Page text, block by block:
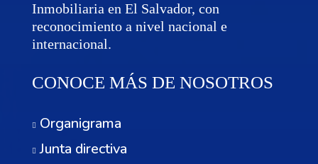
Inmobiliaria en El Salvador, con
reconocimiento a nivel nacional e
internacional.
CONOCE MÁS DE NOSOTROS
Organigrama
Junta directiva